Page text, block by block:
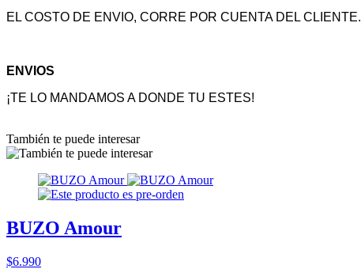
EL COSTO DE ENVIO, CORRE POR CUENTA DEL CLIENTE.
ENVIOS
¡TE LO MANDAMOS A DONDE TU ESTES!
También te puede interesar
BUZO Amour
$6.990